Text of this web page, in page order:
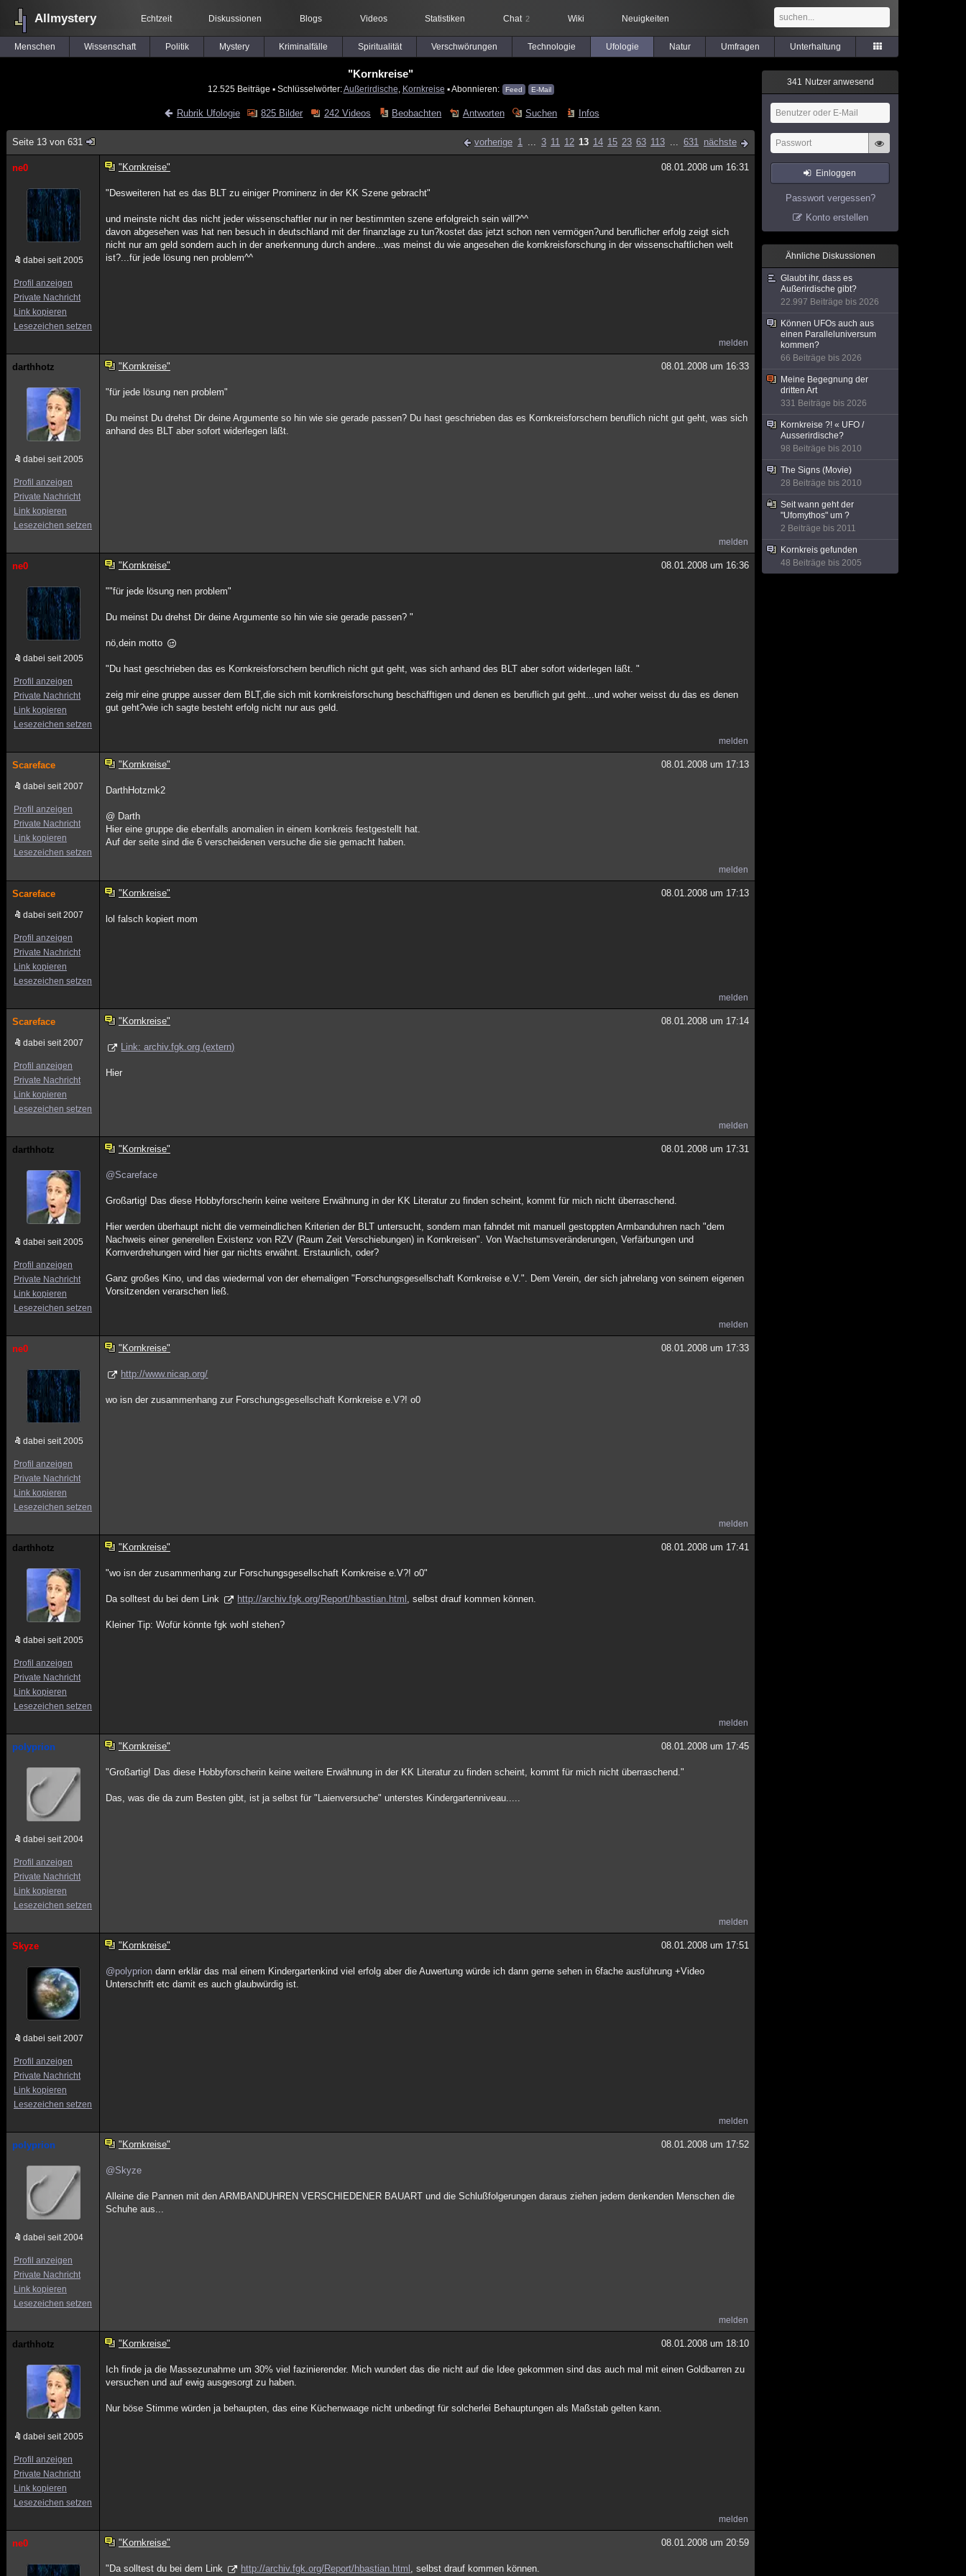
Allmystery Echtzeit Diskussionen Blogs Videos Statistiken Chat 2 Wiki Neuigkeiten
Menschen Wissenschaft Politik Mystery Kriminalfälle Spiritualität Verschwörungen Technologie Ufologie Natur Umfragen Unterhaltung
"Kornkreise"
12.525 Beiträge ▪ Schlüsselwörter:Außerirdische Kornkreise ▪ Abonnieren: Feed E-Mail
Rubrik Ufologie 825 Bilder 242 Videos Beobachten Antworten Suchen Infos
Seite 13 von 631 vorherige 1 ... 3 11 12 13 14 15 23 63 113 ... 631 nächste
ne0
dabei seit 2005
Profil anzeigen
Private Nachricht
Link kopieren
Lesezeichen setzen
"Kornkreise" 08.01.2008 um 16:31
"Desweiteren hat es das BLT zu einiger Prominenz in der KK Szene gebracht"
und meinste nicht das nicht jeder wissenschaftler nur in ner bestimmten szene erfolgreich sein will?^^
davon abgesehen was hat nen besuch in deutschland mit der finanzlage zu tun?kostet das jetzt schon nen vermögen?und beruflicher erfolg zeigt sich
nicht nur am geld sondern auch in der anerkennung durch andere...was meinst du wie angesehen die kornkreisforschung in der wissenschaftlichen welt
ist?...für jede lösung nen problem^^
melden
darthhotz
dabei seit 2005
Profil anzeigen
Private Nachricht
Link kopieren
Lesezeichen setzen
"Kornkreise" 08.01.2008 um 16:33
"für jede lösung nen problem"
Du meinst Du drehst Dir deine Argumente so hin wie sie gerade passen? Du hast geschrieben das es Kornkreisforschern beruflich nicht gut geht, was sich
anhand des BLT aber sofort widerlegen läßt.
melden
ne0
dabei seit 2005
Profil anzeigen
Private Nachricht
Link kopieren
Lesezeichen setzen
"Kornkreise" 08.01.2008 um 16:36
""für jede lösung nen problem"
Du meinst Du drehst Dir deine Argumente so hin wie sie gerade passen? "
nö,dein motto
"Du hast geschrieben das es Kornkreisforschern beruflich nicht gut geht, was sich anhand des BLT aber sofort widerlegen läßt. "
zeig mir eine gruppe ausser dem BLT,die sich mit kornkreisforschung beschäfftigen und denen es beruflich gut geht...und woher weisst du das es denen
gut geht?wie ich sagte besteht erfolg nicht nur aus geld.
melden
Scareface
dabei seit 2007
Profil anzeigen
Private Nachricht
Link kopieren
Lesezeichen setzen
"Kornkreise" 08.01.2008 um 17:13
DarthHotzmk2
@ Darth
Hier eine gruppe die ebenfalls anomalien in einem kornkreis festgestellt hat.
Auf der seite sind die 6 verscheidenen versuche die sie gemacht haben.
melden
Scareface
dabei seit 2007
Profil anzeigen
Private Nachricht
Link kopieren
Lesezeichen setzen
"Kornkreise" 08.01.2008 um 17:13
lol falsch kopiert mom
melden
Scareface
dabei seit 2007
Profil anzeigen
Private Nachricht
Link kopieren
Lesezeichen setzen
"Kornkreise" 08.01.2008 um 17:14
Link: archiv.fgk.org (extern)
Hier
melden
darthhotz
dabei seit 2005
Profil anzeigen
Private Nachricht
Link kopieren
Lesezeichen setzen
"Kornkreise" 08.01.2008 um 17:31
@Scareface
Großartig! Das diese Hobbyforscherin keine weitere Erwähnung in der KK Literatur zu finden scheint, kommt für mich nicht überraschend.
Hier werden überhaupt nicht die vermeindlichen Kriterien der BLT untersucht, sondern man fahndet mit manuell gestoppten Armbanduhren nach "dem
Nachweis einer generellen Existenz von RZV (Raum Zeit Verschiebungen) in Kornkreisen". Von Wachstumsveränderungen, Verfärbungen und
Kornverdrehungen wird hier gar nichts erwähnt. Erstaunlich, oder?
Ganz großes Kino, und das wiedermal von der ehemaligen "Forschungsgesellschaft Kornkreise e.V.". Dem Verein, der sich jahrelang von seinem eigenen
Vorsitzenden verarschen ließ.
melden
ne0
dabei seit 2005
Profil anzeigen
Private Nachricht
Link kopieren
Lesezeichen setzen
"Kornkreise" 08.01.2008 um 17:33
http://www.nicap.org/
wo isn der zusammenhang zur Forschungsgesellschaft Kornkreise e.V?! o0
melden
darthhotz
dabei seit 2005
Profil anzeigen
Private Nachricht
Link kopieren
Lesezeichen setzen
"Kornkreise" 08.01.2008 um 17:41
"wo isn der zusammenhang zur Forschungsgesellschaft Kornkreise e.V?! o0"
Da solltest du bei dem Link http://archiv.fgk.org/Report/hbastian.html , selbst drauf kommen können.
Kleiner Tip: Wofür könnte fgk wohl stehen?
melden
polyprion
dabei seit 2004
Profil anzeigen
Private Nachricht
Link kopieren
Lesezeichen setzen
"Kornkreise" 08.01.2008 um 17:45
"Großartig! Das diese Hobbyforscherin keine weitere Erwähnung in der KK Literatur zu finden scheint, kommt für mich nicht überraschend."
Das, was die da zum Besten gibt, ist ja selbst für "Laienversuche" unterstes Kindergartenniveau.....
melden
Skyze
dabei seit 2007
Profil anzeigen
Private Nachricht
Link kopieren
Lesezeichen setzen
"Kornkreise" 08.01.2008 um 17:51
@polyprion dann erklär das mal einem Kindergartenkind viel erfolg aber die Auwertung würde ich dann gerne sehen in 6fache ausführung +Video
Unterschrift etc damit es auch glaubwürdig ist.
melden
polyprion
dabei seit 2004
Profil anzeigen
Private Nachricht
Link kopieren
Lesezeichen setzen
"Kornkreise" 08.01.2008 um 17:52
@Skyze
Alleine die Pannen mit den ARMBANDUHREN VERSCHIEDENER BAUART und die Schlußfolgerungen daraus ziehen jedem denkenden Menschen die
Schuhe aus...
melden
darthhotz
dabei seit 2005
Profil anzeigen
Private Nachricht
Link kopieren
Lesezeichen setzen
"Kornkreise" 08.01.2008 um 18:10
Ich finde ja die Massezunahme um 30% viel fazinierender. Mich wundert das die nicht auf die Idee gekommen sind das auch mal mit einen Goldbarren zu
versuchen und auf ewig ausgesorgt zu haben.
Nur böse Stimme würden ja behaupten, das eine Küchenwaage nicht unbedingt für solcherlei Behauptungen als Maßstab gelten kann.
melden
ne0 "Kornkreise" 08.01.2008 um 20:59
"Da solltest du bei dem Link http://archiv.fgk.org/Report/hbastian.html , selbst drauf kommen können.
341 Nutzer anwesend
Einloggen
Passwort vergessen?
Konto erstellen
Ähnliche Diskussionen
Glaubt ihr, dass es
Außerirdische gibt?
22.997 Beiträge bis 2026
Können UFOs auch aus
einen Paralleluniversum
kommen?
66 Beiträge bis 2026
Meine Begegnung der
dritten Art
331 Beiträge bis 2026
Kornkreise ?! « UFO /
Ausserirdische?
98 Beiträge bis 2010
The Signs (Movie)
28 Beiträge bis 2010
Seit wann geht der
"Ufomythos" um ?
2 Beiträge bis 2011
Kornkreis gefunden
48 Beiträge bis 2005